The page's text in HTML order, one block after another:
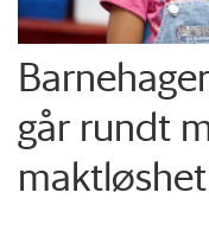
går rundt
maktløshet